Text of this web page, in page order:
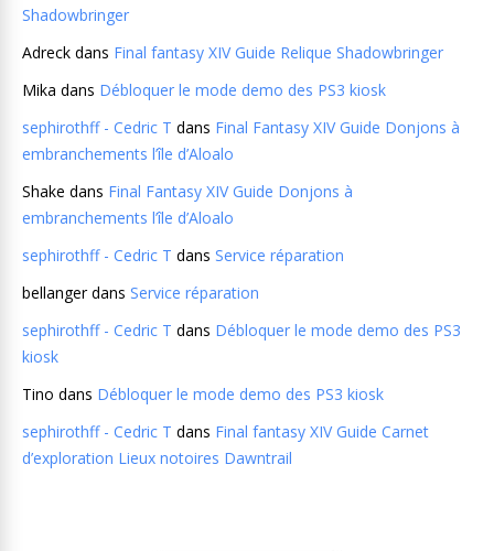
Shadowbringer
Adreck dans Final fantasy XIV Guide Relique Shadowbringer
Mika dans Débloquer le mode demo des PS3 kiosk
sephirothff - Cedric T dans Final Fantasy XIV Guide Donjons à
embranchements l’île d’Aloalo
Shake dans Final Fantasy XIV Guide Donjons à
embranchements l’île d’Aloalo
sephirothff - Cedric T dans Service réparation
bellangerdans Service réparation
sephirothff - Cedric T dans Débloquer le mode demo des PS3
kiosk
Tino dans Débloquer le mode demo des PS3 kiosk
sephirothff - Cedric T dans Final fantasy XIV Guide Carnet
d’exploration Lieux notoires Dawntrail